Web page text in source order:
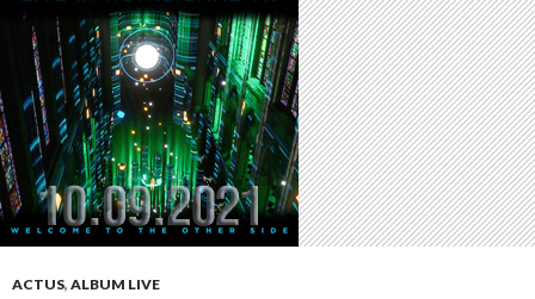
ACTUS, ALBUM LIVE